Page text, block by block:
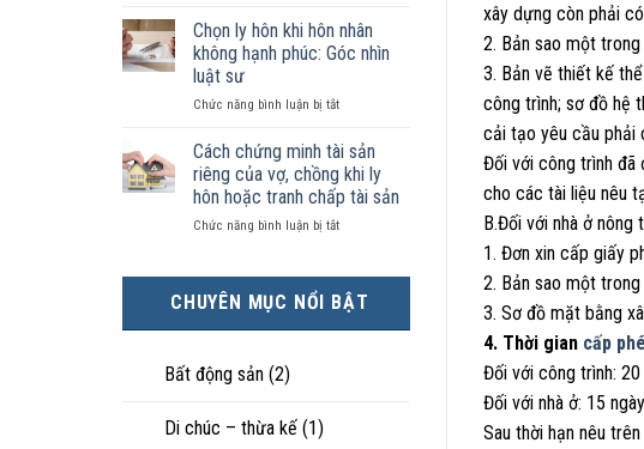
luật
công
hôn
thực
tế?
ký
kết
hôn
tài
chia
như
nào?
phải
ai
có
kiện
tế
tốt
hơn
cũng
được
con
Chọn ly hôn khi hôn nhân
không hạnh phúc: Góc nhìn
luật sư
Chức năng bình luận bị tắtở
ly
hôn
khi
hôn
nhân
Góc
nhìn
Cách chứng minh tài sản
riêng của vợ, chồng khi ly
hôn hoặc tranh chấp tài sản
Chức năng bình luận bị tắtở
tài
CHUYÊN MỤC NỔI BẬT
Bất động sản (2)
Di chúc – thừa kế (1)
xây dựng còn phải
2. Bản sao một
3. Bản vẽ thiết kế
công trình; sơ đồ hệ
cải tạo yêu cầu phải
Đối với công trình đã
cho các tài liệu nêu
B.Đối với nhà ở nông
1. Đơn xin cấp giấy
2. Bản sao một
3. Sơ đồ mặt bằng
4. Thời gian cấp
Đối với công trình:
Đối với nhà ở: 15
Sau thời hạn nêu